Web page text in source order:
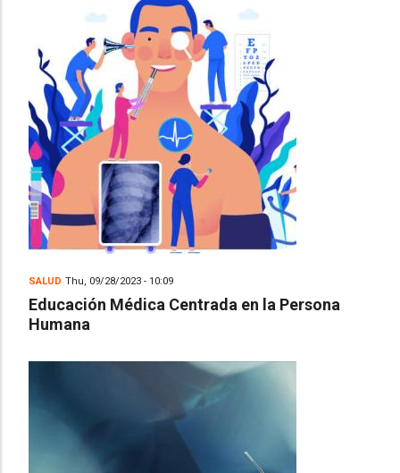
SALUD Thu, 09/28/2023 - 10:09
Educación Médica Centrada en la Persona
Humana